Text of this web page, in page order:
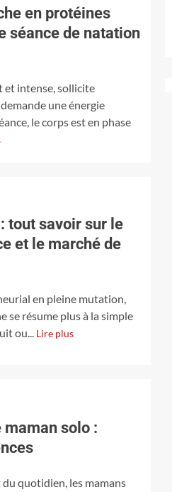
en protéines
séance de natation
et intense, sollicite
une énergie
le corps est en phase
tout savoir sur le
et le marché de
en pleine mutation,
se résume plus à la simple
ou... Lire plus
maman solo :
quotidien, les mamans